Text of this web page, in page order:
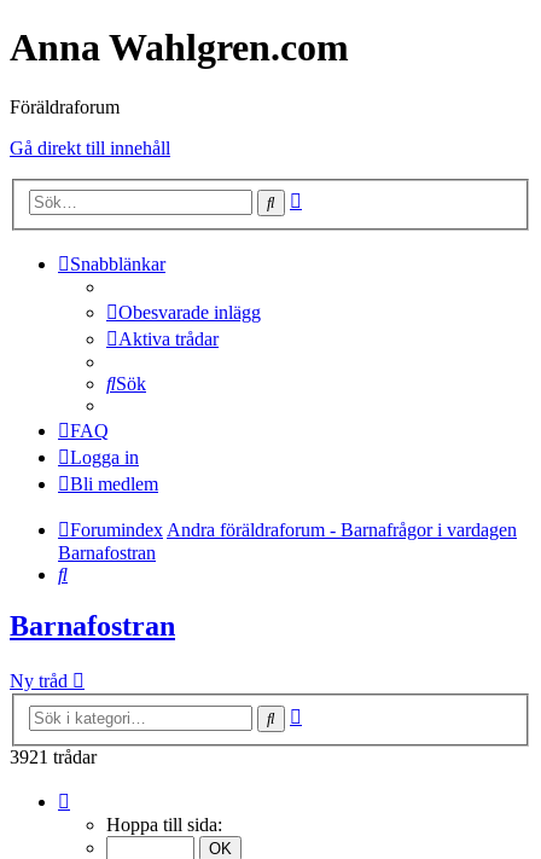
Anna Wahlgren.com
Föräldraforum
Gå direkt till innehåll
Sök
Snabblänkar
Obesvarade inlägg
Aktiva trådar
Sök
FAQ
Logga in
Bli medlem
ForumindexAndra föräldraforum - Barnafrågor i vardagen
Barnafostran
Sök
Barnafostran
Ny tråd
Sök
3921 trådar
Hoppa till sida: